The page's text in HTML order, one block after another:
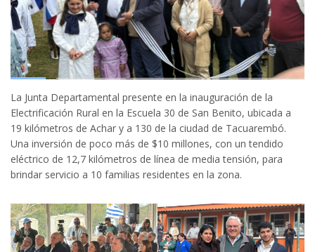
La Junta Departamental presente en la inauguración de la
Electrificación Rural en la Escuela 30 de San Benito, ubicada a
19 kilómetros de Achar y a 130 de la ciudad de Tacuarembó.
Una inversión de poco más de $10 millones, con un tendido
eléctrico de 12,7 kilómetros de línea de media tensión, para
brindar servicio a 10 familias residentes en la zona.